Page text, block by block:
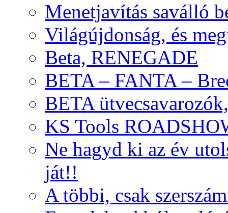
Menetjavítás saválló
Világújdonság, és
Beta, RENEGADE
BETA – FANTA –
BETA
KS Tools
Ne hagyd ki az év
ját!!
A többi, csak